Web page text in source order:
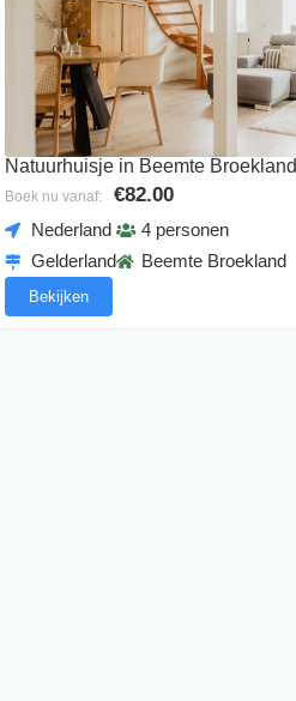
Natuurhuisje in Beemte Broekland
Boek nu vanaf: €82.00
Nederland
Gelderland
4 personen
Beemte Broekland
Bekijken